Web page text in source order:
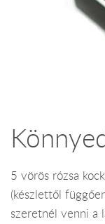
5 vörös rózsa
(készlettől
szeretnél venni a